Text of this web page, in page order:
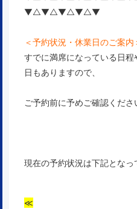
▼△▼△▼△▼△▼
＜予約状況・休業日のご案内
すでに満席になっている日
日もありますので、
ご予約前に予めご確認くださ
現在の予約状況は下記となっ
≪